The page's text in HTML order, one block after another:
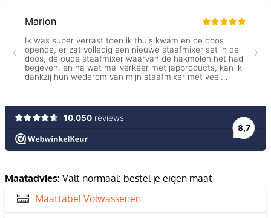
Maatadvies: Valt normaal: bestel je eigen maat
Maattabel Volwassenen